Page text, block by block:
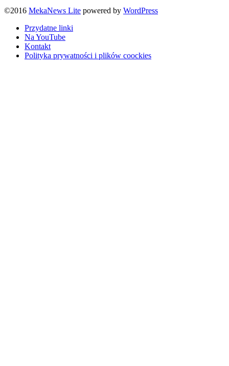
©2016 MekaNews Lite powered by WordPress
Przydatne linki
Na YouTube
Kontakt
Polityka prywatności i plików coockies